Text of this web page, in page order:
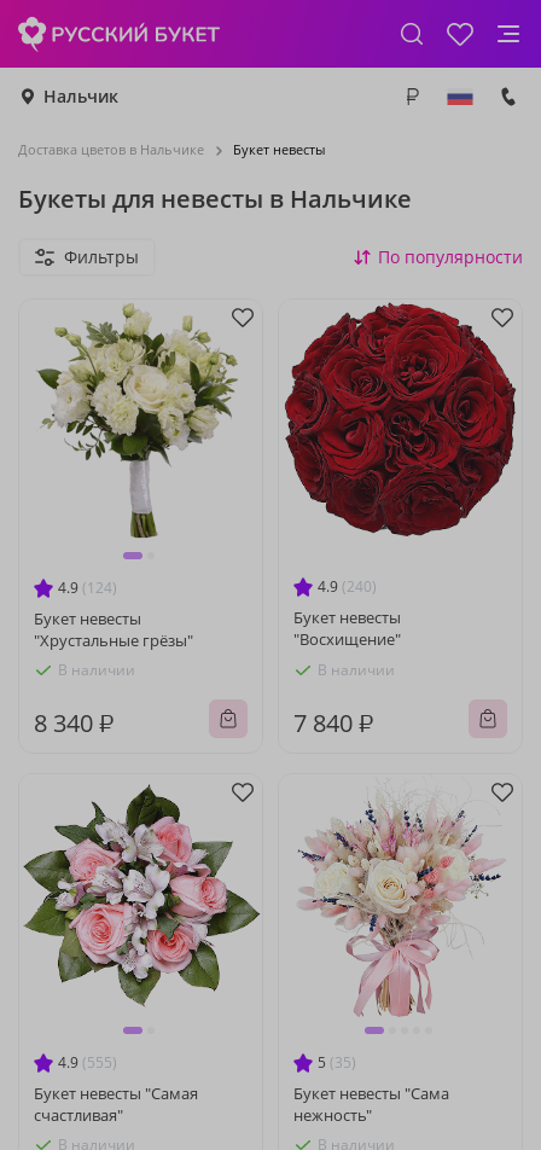
Нальчик
Доставка цветов в Нальчике Букет невесты
Букеты для невесты в Нальчике
Фильтры По популярности
4.9 (124)
Букет невесты
"Хрустальные грёзы"
В наличии
8 340 ₽
4.9 (240)
Букет невесты
"Восхищение"
В наличии
7 840 ₽
4.9 (555)
Букет невесты "Самая
счастливая"
В наличии
5 (35)
Букет невесты "Сама
нежность"
В наличии